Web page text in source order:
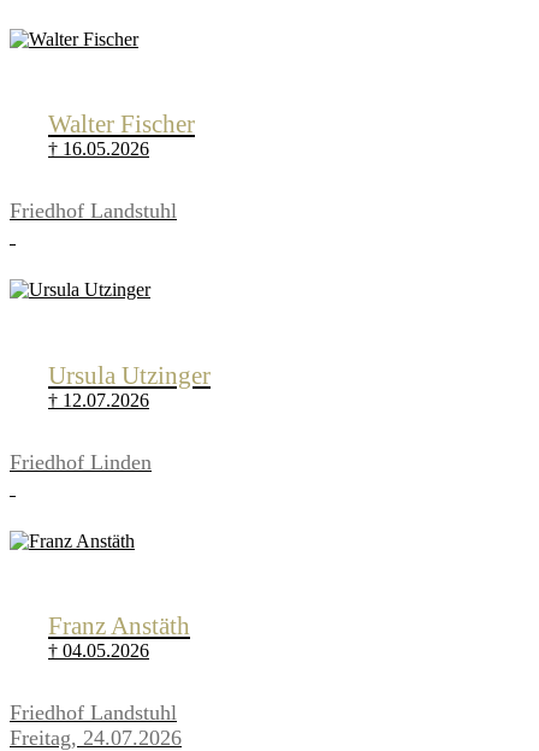
Walter Fischer
† 16.05.2026
Friedhof Landstuhl
Ursula Utzinger
† 12.07.2026
Friedhof Linden
Franz Anstäth
† 04.05.2026
Friedhof Landstuhl
Freitag, 24.07.2026